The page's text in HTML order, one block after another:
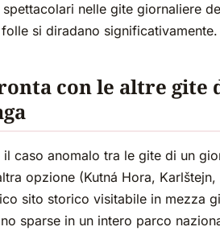
nelle gite giornaliere
si diradano significativamente.
con le altre gite
il caso anomalo tra le gite di un
opzione (Kutná Hora, Karlštejn,
sito storico visitabile in mezza
sparse in un intero parco